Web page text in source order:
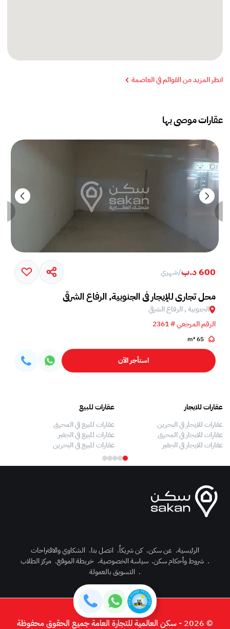
انظر المزيد من القوائم في العاصمة
عقارات موصى بها
600 د.ب /شهري
محل تجاري للإيجار في الجنوبية, الرفاع الشرقي
الجنوبية , الرفاع الشرقي
الرقم المرجعي # 2361
65 m²
استأجر الآن
عقارات للايجار
عقارات للايجار في البحرين
عقارات للايجار في المحرق
عقارات للايجار في الجفير
عقارات للبيع
عقارات للبيع في المحرق
عقارات للبيع في الجفير
عقارات للبيع في البحرين
الرئيسية. عن سكن. كن شريكاً. اتصل بنا. الشكاوي والاقتراحات
. شروط وأحكام سكن. سياسة الخصوصية. خريطة الموقع. مركز الطلاب
. التسويق بالعمولة
© 2026 - سكن العالمية للتجارة العامة جميع الحقوق محفوظة